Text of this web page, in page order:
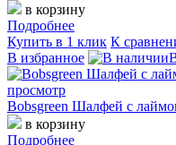
в корзину
Подробнее
Купить в 1 клик К
В избранное
просмотр
Bobsgreen Шалфей с
в корзину
Подробнее